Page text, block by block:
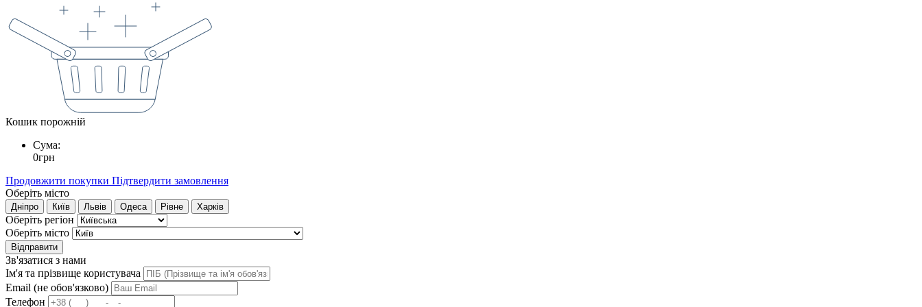
Кошик порожній
Сума:
0грн
Продовжити покупки Підтвердити замовлення
Оберіть місто
Дніпро Київ Львів Одеса Рівне Харків
Оберіть регіон
Оберіть місто
Відправити
Зв'язатися з нами
Ім'я та прізвище користувача
Email (не обов'язково)
Телефон